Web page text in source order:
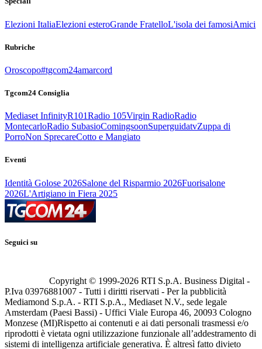
Elezioni ItaliaElezioni esteroGrande FratelloL'isola dei famosiAmici
Rubriche
Oroscopo#tgcom24amarcord
Tgcom24 Consiglia
Mediaset InfinityR101Radio 105Virgin RadioRadio
MontecarloRadio SubasioComingsoonSuperguidatvZuppa di
PorroNon SprecareCotto e Mangiato
Eventi
Identità Golose 2026Salone del Risparmio 2026Fuorisalone
2026L'Artigiano in Fiera 2025
Seguici su
Copyright © 1999-2026 RTI S.p.A. Business Digital -
P.Iva 03976881007 - Tutti i diritti riservati - Per la pubblicità
Mediamond S.p.A. - RTI S.p.A., Mediaset N.V., sede legale
Amsterdam (Paesi Bassi) - Uffici Viale Europa 46, 20093 Cologno
Monzese (MI)Rispetto ai contenuti e ai dati personali trasmessi e/o
riprodotti è vietata ogni utilizzazione funzionale all’addestramento di
sistemi di intelligenza artificiale generativa. È altresì fatto divieto